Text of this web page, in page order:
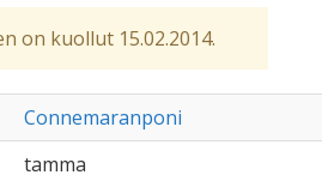
on kuollut 15.02.2014.
Connemaranponi
tamma